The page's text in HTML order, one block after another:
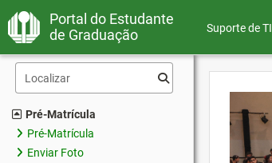
Portal do Estudante
de Graduação
Suporte de TI
Pré-Matrícula
Pré-Matrícula
Enviar Foto